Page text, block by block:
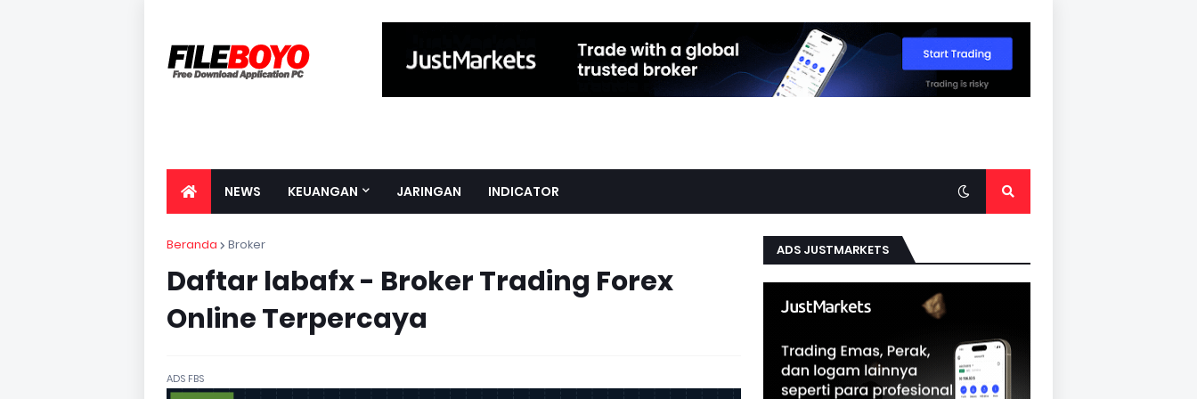
NEWS KEUANGAN JARINGAN INDICATOR
Beranda Broker
Daftar labafx - Broker Trading Forex
Online Terpercaya
ADS FBS
ADS JUSTMARKETS